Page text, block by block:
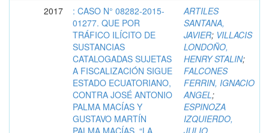
2017
: CASO N° 08282-2015-
01277. QUE POR
TRÁFICO ILÍCITO DE
SUSTANCIAS
CATALOGADAS SUJETAS
A FISCALIZACIÓN SIGUE
ESTADO ECUATORIANO,
CONTRA JOSÉ ANTONIO
PALMA MACÍAS Y
GUSTAVO MARTÍN
PALMA MACÍAS, “LA
ARTILES
SANTANA,
JAVIER; VILLACIS
LONDOÑO,
HENRY STALIN;
FALCONES
FERRIN, IGNACIO
ANGEL;
ESPINOZA
IZQUIERDO,
JULIO